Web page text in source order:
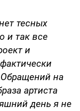
тесных
и так все
и
на
артиста
день я не